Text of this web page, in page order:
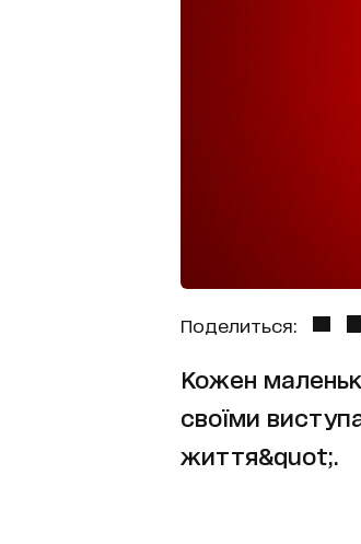
Поделиться:
Кожен
своїми
життя&quot;.